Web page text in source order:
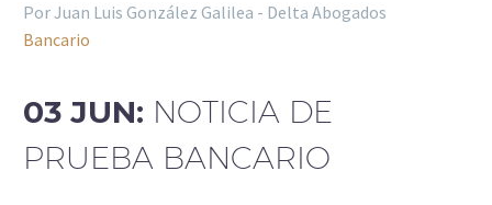
Por Juan Luis González Galilea - Delta Abogados
Bancario
03 JUN: NOTICIA DE
PRUEBA BANCARIO